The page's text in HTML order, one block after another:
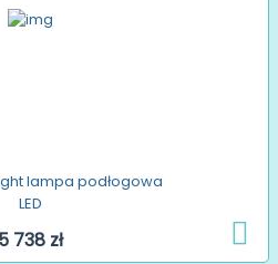
lampa podłogowa
LED
5 738 zł